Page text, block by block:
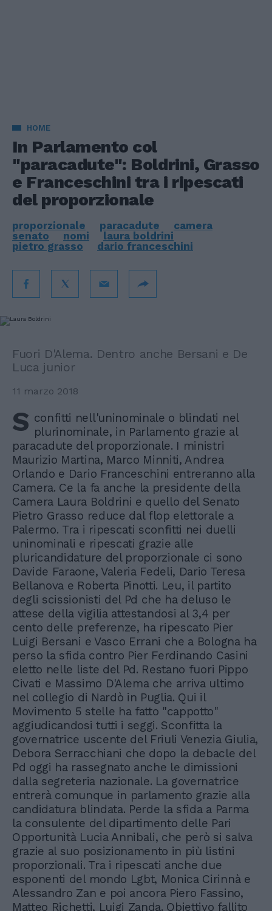
HOME
In Parlamento col
"paracadute": Boldrini, Grasso
e Franceschini tra i ripescati
del proporzionale
proporzionale paracadute
camera
senato
nomi
laura boldrini
pietro grasso
dario franceschini
Fuori D'Alema. Dentro anche Bersani e De
Luca junior
11 marzo 2018
S confitti nell'uninominale o blindati nel
plurinominale, in Parlamento grazie al
paracadute del proporzionale. I ministri
Maurizio Martina, Marco Minniti, Andrea
Orlando e Dario Franceschini entreranno alla
Camera. Ce la fa anche la presidente della
Camera Laura Boldrini e quello del Senato
Pietro Grasso reduce dal flop elettorale a
Palermo. Tra i ripescati sconfitti nei duelli
uninominali e ripescati grazie alle
pluricandidature del proporzionale ci sono
Davide Faraone, Valeria Fedeli, Dario Teresa
Bellanova e Roberta Pinotti. Leu, il partito
degli scissionisti del Pd che ha deluso le
attese della vigilia attestandosi al 3,4 per
cento delle preferenze, ha ripescato Pier
Luigi Bersani e Vasco Errani che a Bologna ha
perso la sfida contro Pier Ferdinando Casini
eletto nelle liste del Pd. Restano fuori Pippo
Civati e Massimo D'Alema che arriva ultimo
nel collegio di Nardò in Puglia. Qui il
Movimento 5 stelle ha fatto "cappotto"
aggiudicandosi tutti i seggi. Sconfitta la
governatrice uscente del Friuli Venezia Giulia,
Debora Serracchiani che dopo la debacle del
Pd oggi ha rassegnato anche le dimissioni
dalla segreteria nazionale. La governatrice
entrerà comunque in parlamento grazie alla
candidatura blindata. Perde la sfida a Parma
la consulente del dipartimento delle Pari
Opportunità Lucia Annibali, che però si salva
grazie al suo posizionamento in più listini
proporzionali. Tra i ripescati anche due
esponenti del mondo Lgbt, Monica Cirinnà e
Alessandro Zan e poi ancora Piero Fassino,
Matteo Richetti, Luigi Zanda. Obiettivo fallito